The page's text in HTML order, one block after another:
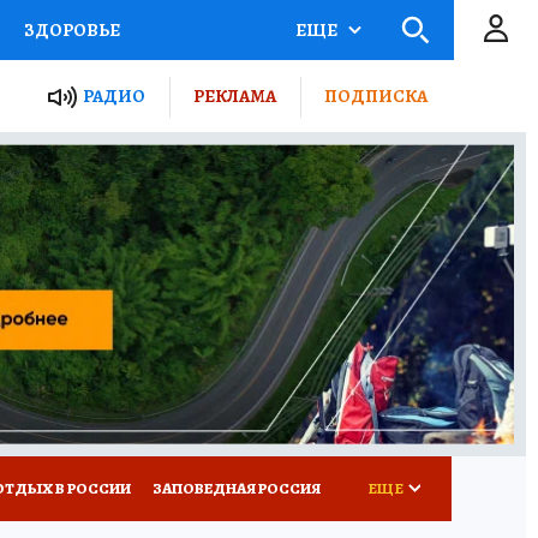
ЗДОРОВЬЕ
ПРОЕКТЫ РОССИИ
ПУТЕВОДИТЕЛЬ
ТУРИЗМ
ПОТРЕБИТЕЛЯ ВСЕ О КП
ЕЩЕ
РАДИО РЕКЛАМА ПОДПИСКА
В РОССИИ ЗАПОВЕДНАЯ РОССИЯ ЕЩЕ